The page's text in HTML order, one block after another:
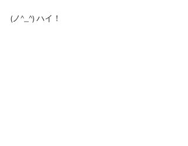
(ノ^_^) ハイ！